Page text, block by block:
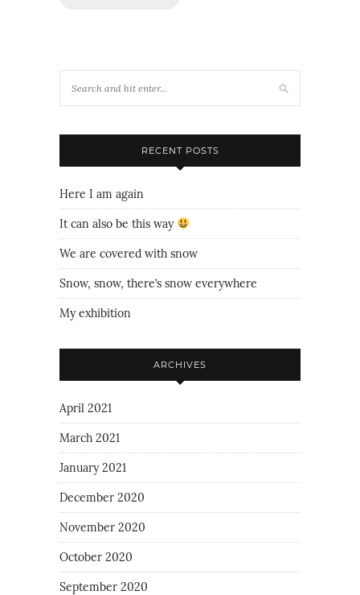
RECENT POSTS
Here I am again
It can also be this way
We are covered with snow
Snow, snow, there’s snow everywhere
My exhibition
ARCHIVES
April 2021
March 2021
January 2021
December 2020
November 2020
October 2020
September 2020